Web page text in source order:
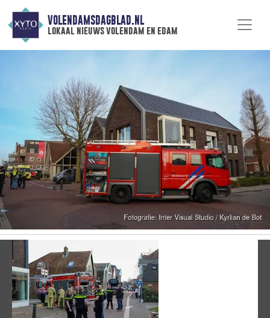
VOLENDAMSDAGBLAD.NL
lokaal nieuws volendam en edam
Vorige